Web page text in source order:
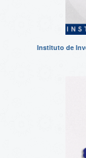
Instituto de